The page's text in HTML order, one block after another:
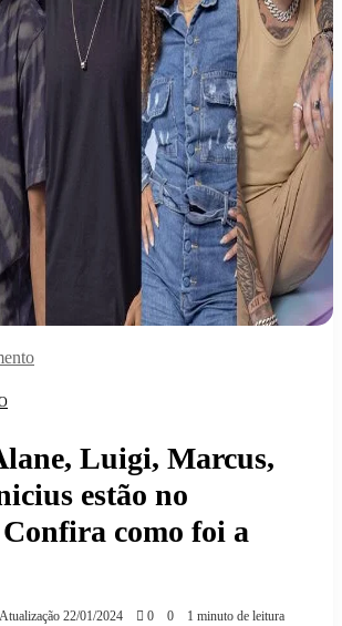
Luigi, Marcus,
estão no
como foi a
22/01/2024 0 0 1 minuto de leitura